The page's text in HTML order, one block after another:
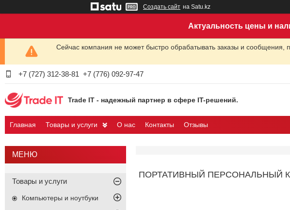
Создать сайт на Satu.kz
Актуальность цены и
Сейчас компания не может быстро обрабатывать заказы и сообщения,
+7 (727) 312-38-81 +7 (776) 092-97-47
Trade IT - надежный партнер в сфере IT-решений.
Главная Товары и услуги О нас Контакты Отзывы
ПОРТАТИВНЫЙ ПЕРСОНАЛЬНЫЙ
Товары и услуги
Компьютеры и ноутбуки